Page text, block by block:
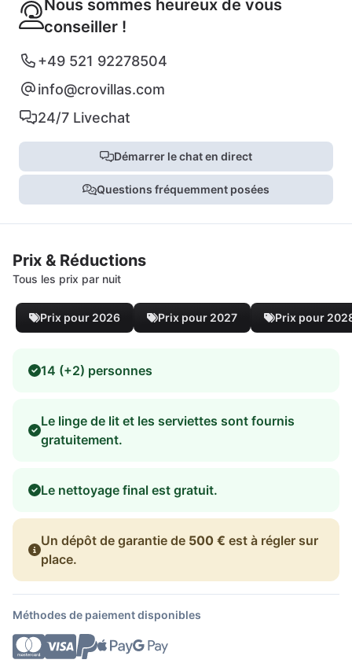
Nous sommes heureux de vous
conseiller !
+49 521 92278504
info@crovillas.com
24/7 Livechat
Démarrer le chat en direct
Questions fréquemment posées
Prix & Réductions
Tous les prix par nuit
Prix pour 2026 Prix pour 2027 Prix pour
14 (+2) personnes
Le linge de lit et les serviettes sont fournis
gratuitement.
Le nettoyage final est gratuit.
Un dépôt de garantie de 500 € est à régler sur
place.
Méthodes de paiement disponibles